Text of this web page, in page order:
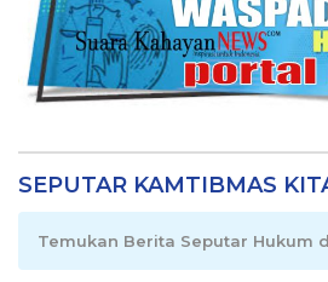
SEPUTAR KAMTIBMAS
Temukan Berita Seputar Hukum